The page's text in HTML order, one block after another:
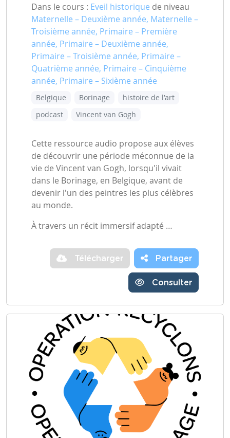
Dans le cours : Eveil historique de niveau
Maternelle – Deuxième année, Maternelle –
Troisième année, Primaire – Première
année, Primaire – Deuxième année,
Primaire – Troisième année, Primaire –
Quatrième année, Primaire – Cinquième
année, Primaire – Sixième année
Belgique Borinage
histoire de l'art
podcast
Vincent van Gogh
Cette ressource audio propose aux élèves
de découvrir une période méconnue de la
vie de Vincent van Gogh, lorsqu'il vivait
dans le Borinage, en Belgique, avant de
devenir l'un des peintres les plus célèbres
au monde.
À travers un récit immersif adapté …
Télécharger Partager
Consulter